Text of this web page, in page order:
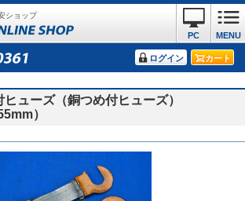
ショップ
MENU
PC
ログイン カート
ューズ（銅つめ付ヒューズ）
）